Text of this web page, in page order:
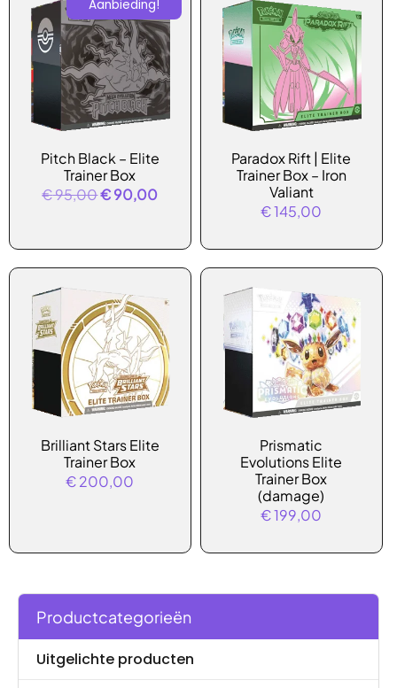
Aanbieding!
Pitch Black – Elite
Trainer Box
€95,00Oorspronkelijke
€90,00Huidige
Paradox Rift | Elite
Trainer Box – Iron
Valiant
€145,00
Brilliant Stars Elite
Trainer Box
€200,00
Prismatic
Evolutions Elite
Trainer Box
(damage)
€199,00
Productcategorieën
Uitgelichte producten